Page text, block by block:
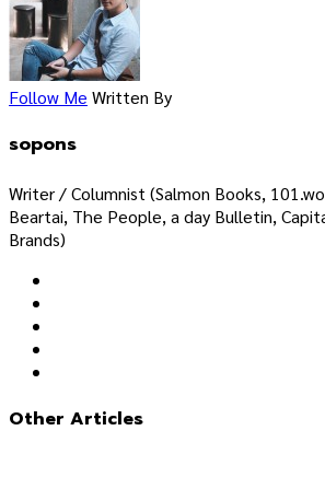
Follow Me Written By
sopons
Writer / Columnist (Salmon Books,
Beartai, The People, a day Bulletin,
Brands)
Other Articles